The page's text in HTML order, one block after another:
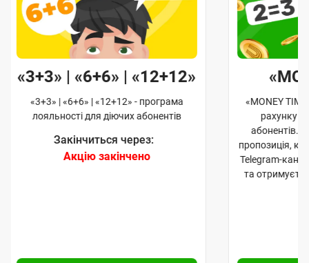
«3+3» | «6+6» | «12+12»
«3+3» | «6+6» | «12+12» - програма
лояльності для діючих абонентів
Закінчиться через:
Акцію закінчено
«MONEY
рахунку
абонентів.
пропозиція,
Telegram-
та